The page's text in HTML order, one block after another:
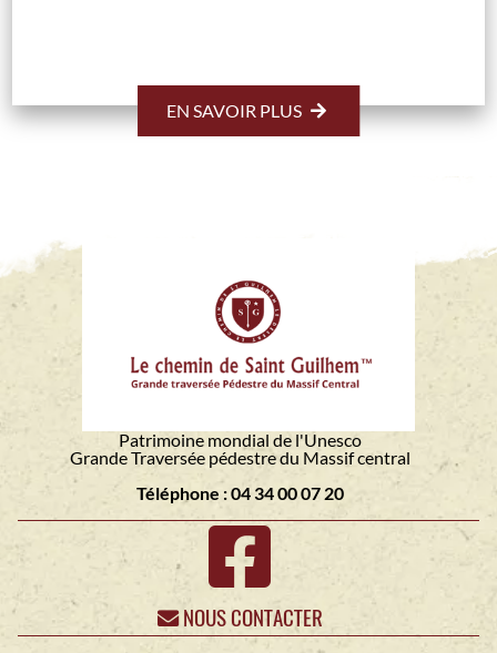
EN SAVOIR PLUS
Patrimoine mondial de l'Unesco
Grande Traversée pédestre du Massif central
Téléphone : 04 34 00 07 20
NOUS CONTACTER